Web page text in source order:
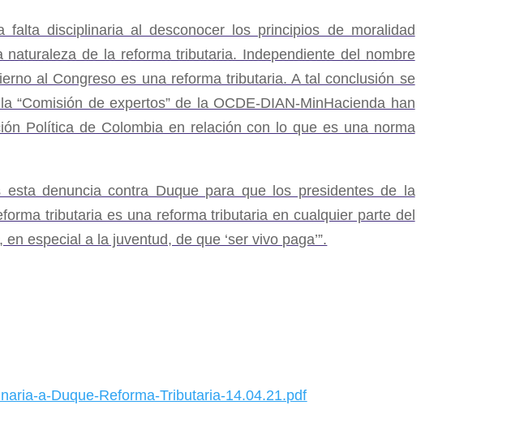
disciplinaria al desconocer los principios de moralidad
de la reforma tributaria. Independiente del nombre
al Congreso es una reforma tributaria. A tal conclusión se
de expertos” de la OCDE-DIAN-MinHacienda han
Política de Colombia en relación con lo que es una norma
denuncia contra Duque para que los presidentes de la
tributaria es una reforma tributaria en cualquier parte del
especial a la juventud, de que ‘ser vivo paga’”.
a-Duque-Reforma-Tributaria-14.04.21.pdf